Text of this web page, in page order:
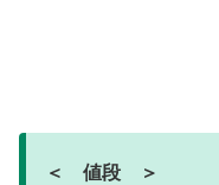
＜ 値段 ＞